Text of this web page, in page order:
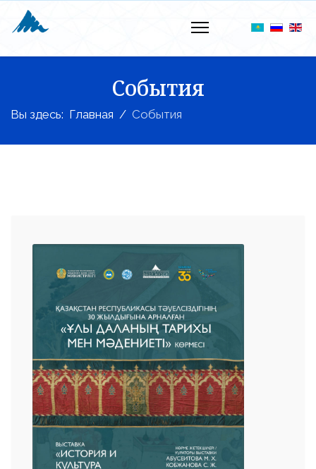
События
Вы здесь: Главная События